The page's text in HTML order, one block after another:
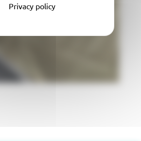
Privacy policy